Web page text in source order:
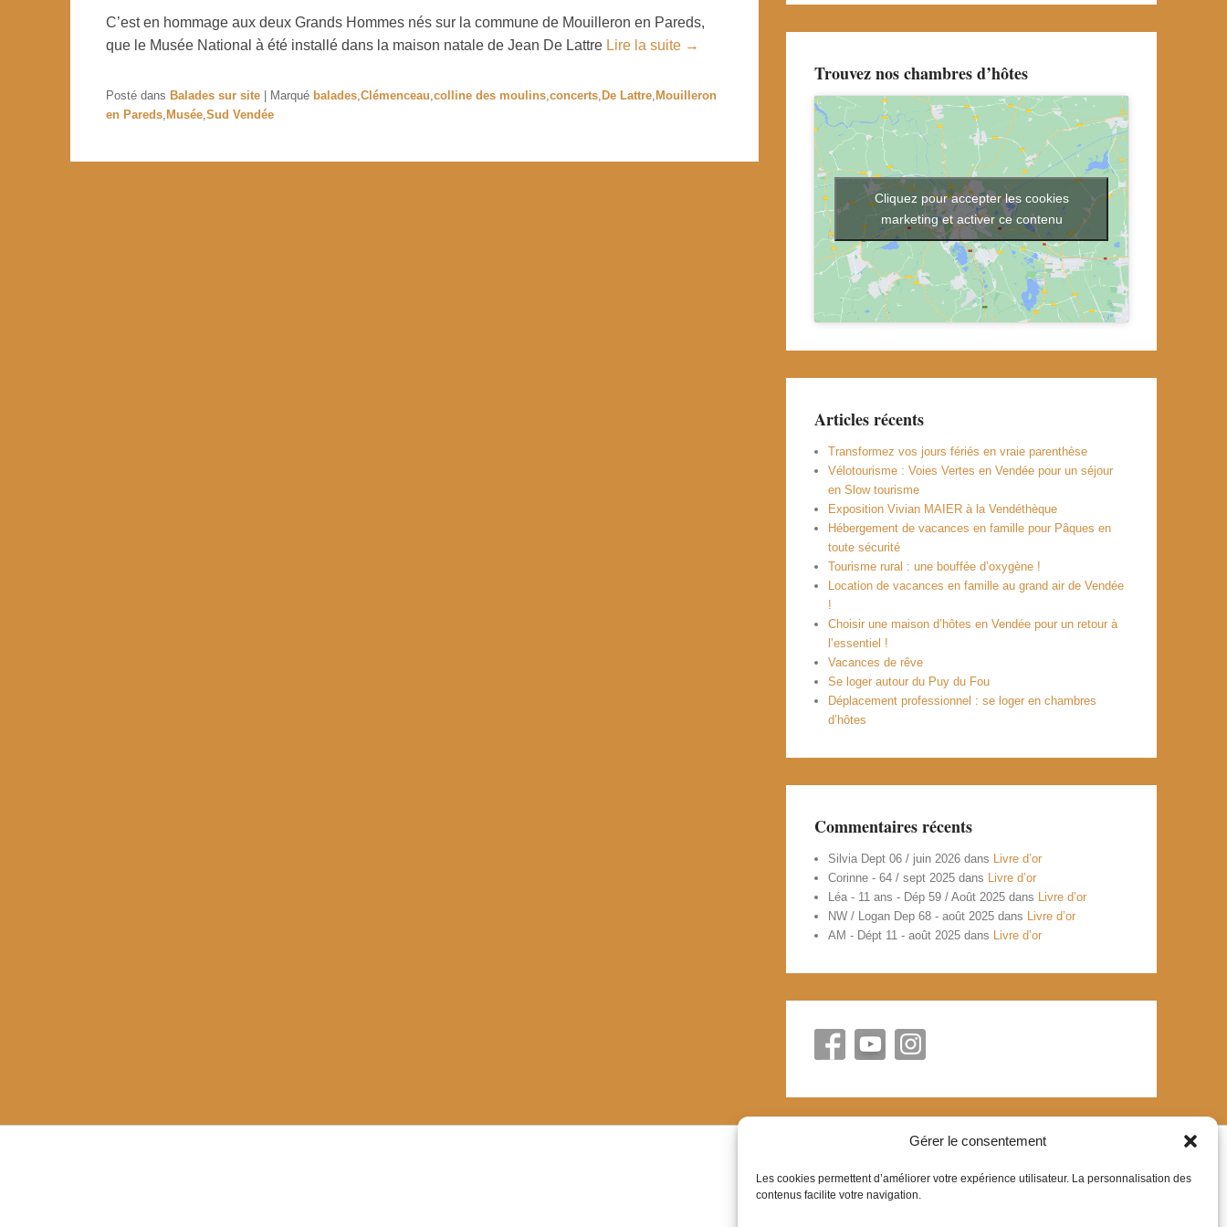
Gérer le consentement
Les cookies permettent d’améliorer votre expérience utilisateur. La personnalisation des
contenus facilite votre navigation.
C’est en hommage aux deux Grands Hommes nés sur la commune de Mouilleron en Pareds,
que le Musée National à été installé dans la maison natale de Jean De Lattre Lire la suite →
Posté dans Balades sur site Marqué balades Clémenceau colline des moulins concerts De Lattre Mouilleron
en Pareds Musée Sud Vendée
Trouvez nos chambres d’hôtes
Cliquez pour accepter les cookies
marketing et activer ce contenu
Articles récents
Transformez vos jours fériés en vraie parenthèse
Vélotourisme : Voies Vertes en Vendée pour un séjour
en Slow tourisme
Exposition Vivian MAIER à la Vendéthèque
Hébergement de vacances en famille pour Pâques en
toute sécurité
Tourisme rural : une bouffée d’oxygène !
Location de vacances en famille au grand air de Vendée
!
Choisir une maison d’hôtes en Vendée pour un retour à
l’essentiel !
Vacances de rêve
Se loger autour du Puy du Fou
Déplacement professionnel : se loger en chambres
d’hôtes
Commentaires récents
Silvia Dept 06 / juin 2026 dans Livre d’or
Corinne - 64 / sept 2025 dans Livre d’or
Léa - 11 ans - Dép 59 / Août 2025 dans Livre d’or
NW / Logan Dep 68 - août 2025 dans Livre d’or
AM - Dépt 11 - août 2025 dans Livre d’or